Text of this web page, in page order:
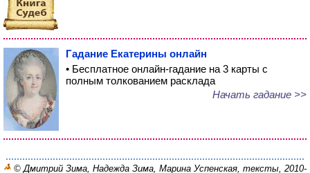
Гадание Екатерины онлайн
• Бесплатное онлайн-гадание на 3 карты с
полным толкованием расклада
Начать гадание >>
© Дмитрий Зима, Надежда Зима, Марина Успенская, тексты, 2010-